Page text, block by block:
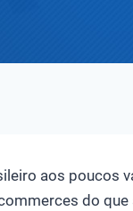
aos poucos
do